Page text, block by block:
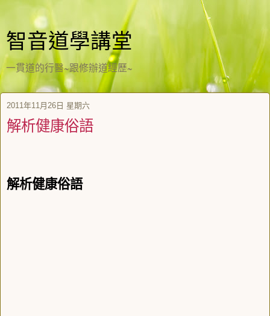
智音道學講堂
一貫道的行醫~跟修辦道經歷~
2011年11月26日 星期六
解析健康俗語
解析健康俗語